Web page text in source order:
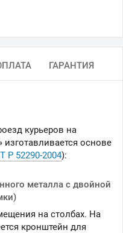
ГАРАНТИЯ
курьеров на
основе
Р 52290-2004):
металла с двойной
на столбах. На
кронштейн для